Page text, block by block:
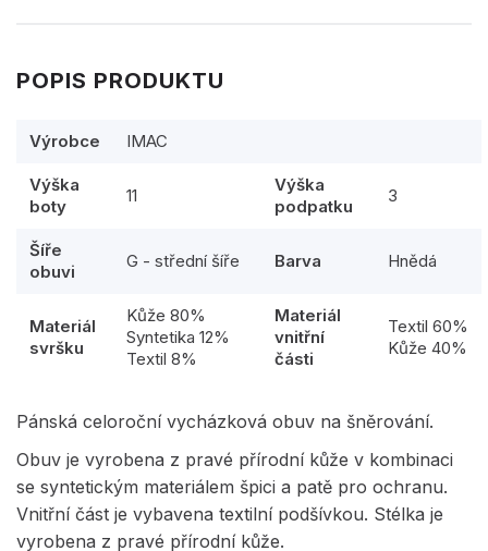
POPIS PRODUKTU
Výrobce IMAC
Výška
boty
11
Výška
podpatku
3
Šíře
obuvi
G - střední šíře Barva Hnědá
Materiál
svršku
Kůže 80%
Syntetika 12%
Textil 8%
Materiál
vnitřní
části
Textil 60%
Kůže 40%
Pánská celoroční vycházková obuv na šněrování.
Obuv je vyrobena z pravé přírodní kůže v kombinaci
se syntetickým materiálem špici a patě pro ochranu.
Vnitřní část je vybavena textilní podšívkou. Stélka je
vyrobena z pravé přírodní kůže.